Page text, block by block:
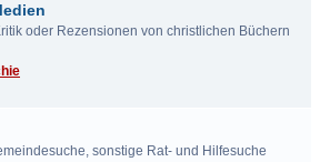
oder Rezensionen von christlichen Büchern
sonstige Rat- und Hilfesuche